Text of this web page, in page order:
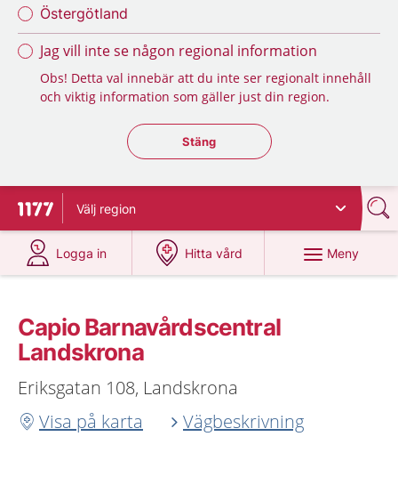
Östergötland
Jag vill inte se någon regional information
Obs! Detta val innebär att du inte ser regionalt innehåll
och viktig information som gäller just din region.
Stäng regionsväljaren
Stäng
Till startsidan för 1177
Välj region
Logga in
på 1177.se
Hitta vård
på 1177.se
Meny
Capio Barnavårdscentral
Landskrona
Eriksgatan 108, Landskrona
Visa på karta
Vägbeskrivning